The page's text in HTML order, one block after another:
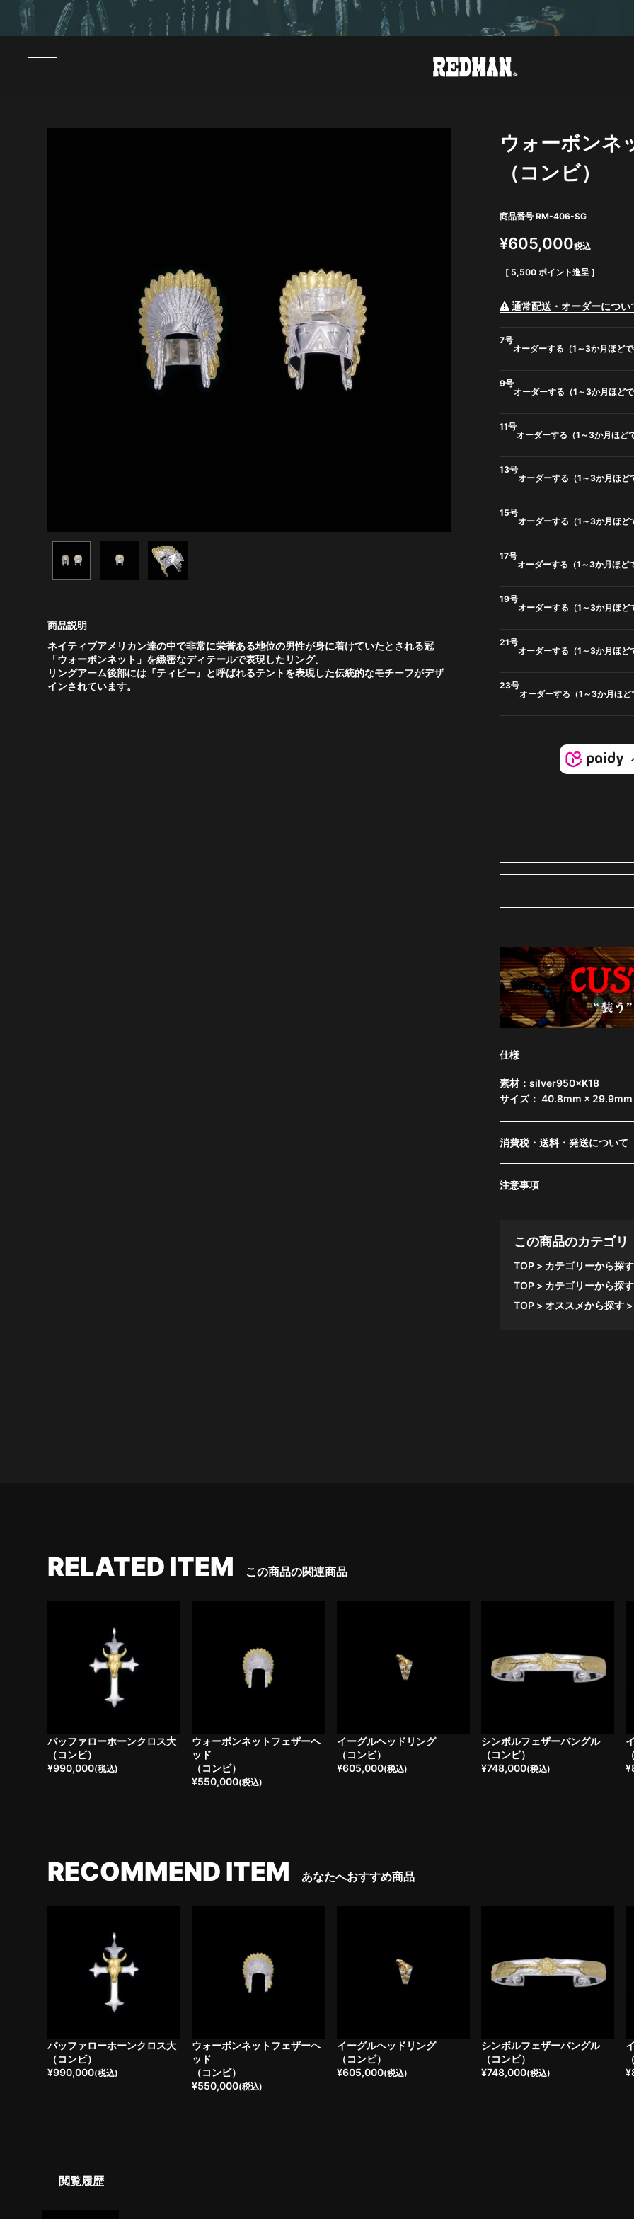
ネイティブアメリカン達の中で非常に栄誉ある地位の男性が身に着けていたとされる冠
「ウォーボンネット」を緻密なディテールで表現したリング。
リングアーム後部には『ティピー』と呼ばれるテントを表現した伝統的なモチーフがデザ
インされています。
ウォーボンネ
（コンビ）
商品番号 RM-406-SG
¥605,000税込
[ 5,500 ポイント進呈 ]
通常配送・オーダーについ
7号
オーダーする（1～3か月ほど
9号
オーダーする（1～3か月ほど
11号
オーダーする（1～3か月ほど
13号
オーダーする（1～3か月ほど
15号
オーダーする（1～3か月ほど
17号
オーダーする（1～3か月ほど
19号
オーダーする（1～3か月ほど
21号
オーダーする（1～3か月ほど
23号
オーダーする（1～3か月ほど
仕様
素材：silver950×K18
サイズ： 40.8mm × 29.9mm
消費税・送料・発送について
注意事項
この商品のカテゴリ
TOP
カテゴリーから探す
TOP
カテゴリーから探す
TOP
オススメから探す
RELATED ITEM この商品の関連商品
バッファローホーンクロス大
（コンビ）
¥990,000(税込)
ウォーボンネットフェザーヘ
ッド
（コンビ）
¥550,000(税込)
イーグルヘッドリング
（コンビ）
¥605,000(税込)
シンボルフェザーバングル
（コンビ）
¥748,000(税込)
¥
RECOMMEND ITEM あなたへおすすめ商品
バッファローホーンクロス大
（コンビ）
¥990,000(税込)
ウォーボンネットフェザーヘ
ッド
（コンビ）
¥550,000(税込)
イーグルヘッドリング
（コンビ）
¥605,000(税込)
シンボルフェザーバングル
（コンビ）
¥748,000(税込)
¥
閲覧履歴